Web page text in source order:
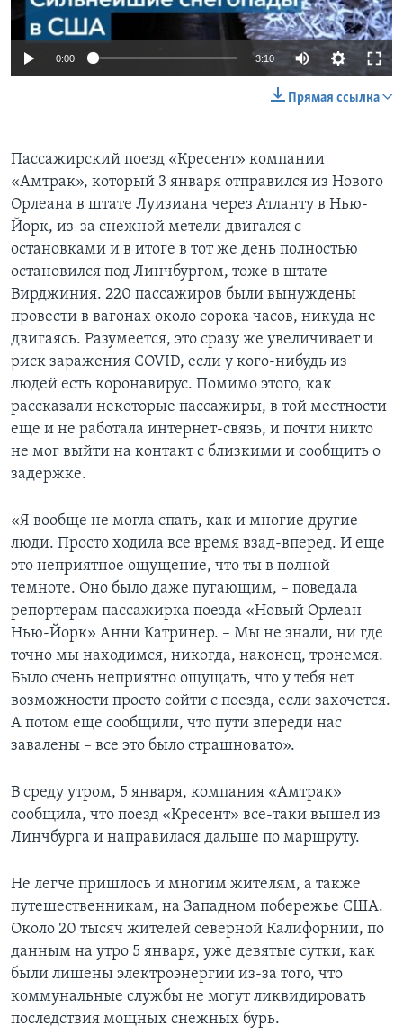
0:00 3:10
Прямая ссылка
Пассажирский поезд «Кресент» компании
«Амтрак», который 3 января отправился из Нового
Орлеана в штате Луизиана через Атланту в Нью-
Йорк, из-за снежной метели двигался с
остановками и в итоге в тот же день полностью
остановился под Линчбургом, тоже в штате
Вирджиния. 220 пассажиров были вынуждены
провести в вагонах около сорока часов, никуда не
двигаясь. Разумеется, это сразу же увеличивает и
риск заражения COVID, если у кого-нибудь из
людей есть коронавирус. Помимо этого, как
рассказали некоторые пассажиры, в той местности
еще и не работала интернет-связь, и почти никто
не мог выйти на контакт с близкими и сообщить о
задержке.
«Я вообще не могла спать, как и многие другие
люди. Просто ходила все время взад-вперед. И еще
это неприятное ощущение, что ты в полной
темноте. Оно было даже пугающим, – поведала
репортерам пассажирка поезда «Новый Орлеан –
Нью-Йорк» Анни Катринер. – Мы не знали, ни где
точно мы находимся, никогда, наконец, тронемся.
Было очень неприятно ощущать, что у тебя нет
возможности просто сойти с поезда, если захочется.
А потом еще сообщили, что пути впереди нас
завалены – все это было страшновато».
В среду утром, 5 января, компания «Амтрак»
сообщила, что поезд «Кресент» все-таки вышел из
Линчбурга и направилася дальше по маршруту.
Не легче пришлось и многим жителям, а также
путешественникам, на Западном побережье США.
Около 20 тысяч жителей северной Калифорнии, по
данным на утро 5 января, уже девятые сутки, как
были лишены электроэнергии из-за того, что
коммунальные службы не могут ликвидировать
последствия мощных снежных бурь.